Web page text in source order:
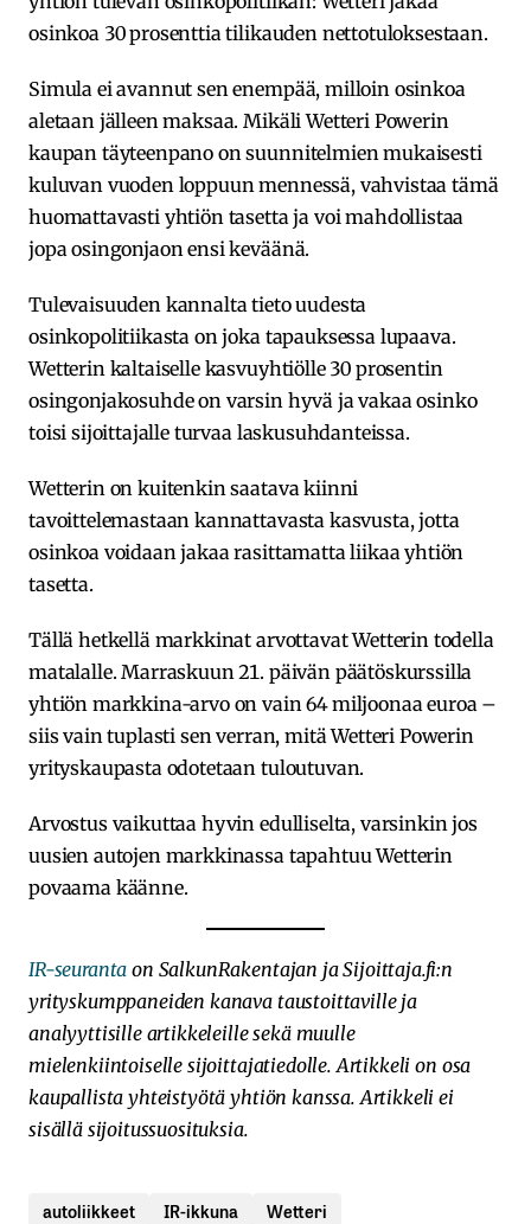
osinkoa 30 prosenttia tilikauden nettotuloksestaan.
Simula ei avannut sen enempää, milloin osinkoa
aletaan jälleen maksaa. Mikäli Wetteri Powerin
kaupan täyteenpano on suunnitelmien mukaisesti
kuluvan vuoden loppuun mennessä, vahvistaa tämä
huomattavasti yhtiön tasetta ja voi mahdollistaa
jopa osingonjaon ensi keväänä.
Tulevaisuuden kannalta tieto uudesta
osinkopolitiikasta on joka tapauksessa lupaava.
Wetterin kaltaiselle kasvuyhtiölle 30 prosentin
osingonjakosuhde on varsin hyvä ja vakaa osinko
toisi sijoittajalle turvaa laskusuhdanteissa.
Wetterin on kuitenkin saatava kiinni
tavoittelemastaan kannattavasta kasvusta, jotta
osinkoa voidaan jakaa rasittamatta liikaa yhtiön
tasetta.
Tällä hetkellä markkinat arvottavat Wetterin todella
matalalle. Marraskuun 21. päivän päätöskurssilla
yhtiön markkina-arvo on vain 64 miljoonaa euroa –
siis vain tuplasti sen verran, mitä Wetteri Powerin
yrityskaupasta odotetaan tuloutuvan.
Arvostus vaikuttaa hyvin edulliselta, varsinkin jos
uusien autojen markkinassa tapahtuu Wetterin
povaama käänne.
IR-seuranta on SalkunRakentajan ja Sijoittaja.fi:n
yrityskumppaneiden kanava taustoittaville ja
analyyttisille artikkeleille sekä muulle
mielenkiintoiselle sijoittajatiedolle. Artikkeli on osa
kaupallista yhteistyötä yhtiön kanssa. Artikkeli ei
sisällä sijoitussuosituksia.
autoliikkeet IR-ikkuna Wetteri